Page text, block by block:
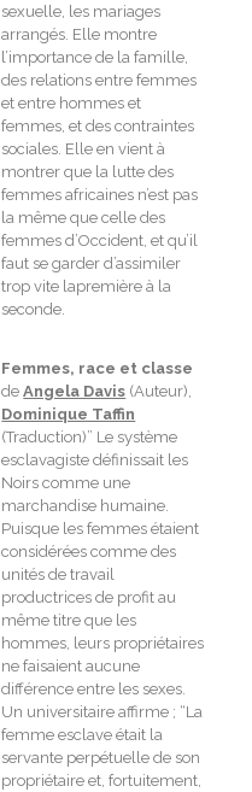
sexuelle, les mariages
arrangés. Elle montre
l’importance de la famille,
des relations entre femmes
et entre hommes et
femmes, et des contraintes
sociales. Elle en vient à
montrer que la lutte des
femmes africaines n’est pas
la même que celle des
femmes d’Occident, et qu’il
faut se garder d’assimiler
trop vite lapremière à la
seconde.
Femmes, race et classe
deAngela Davis (Auteur),
Dominique Taffin
(Traduction)” Le système
esclavagiste définissait les
Noirs comme une
marchandise humaine.
Puisque les femmes étaient
considérées comme des
unités de travail
productrices de profit au
même titre que les
hommes, leurs propriétaires
ne faisaient aucune
différence entre les sexes.
Un universitaire affirme ; “La
femme esclave était la
servante perpétuelle de son
propriétaire et, fortuitement,